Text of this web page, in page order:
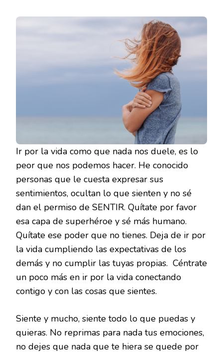
Ir por la vida como que nada nos duele, es lo
peor que nos podemos hacer. He conocido
personas que le cuesta expresar sus
sentimientos, ocultan lo que sienten y no sé
dan el permiso de SENTIR. Quítate por favor
esa capa de superhéroe y sé más humano.
Quítate ese poder que no tienes. Deja de ir por
la vida cumpliendo las expectativas de los
demás y no cumplir las tuyas propias. Céntrate
un poco más en ir por la vida conectando
contigo y con las cosas que sientes.
Siente y mucho, siente todo lo que puedas y
quieras. No reprimas para nada tus emociones,
no dejes que nada que te hiera se quede por